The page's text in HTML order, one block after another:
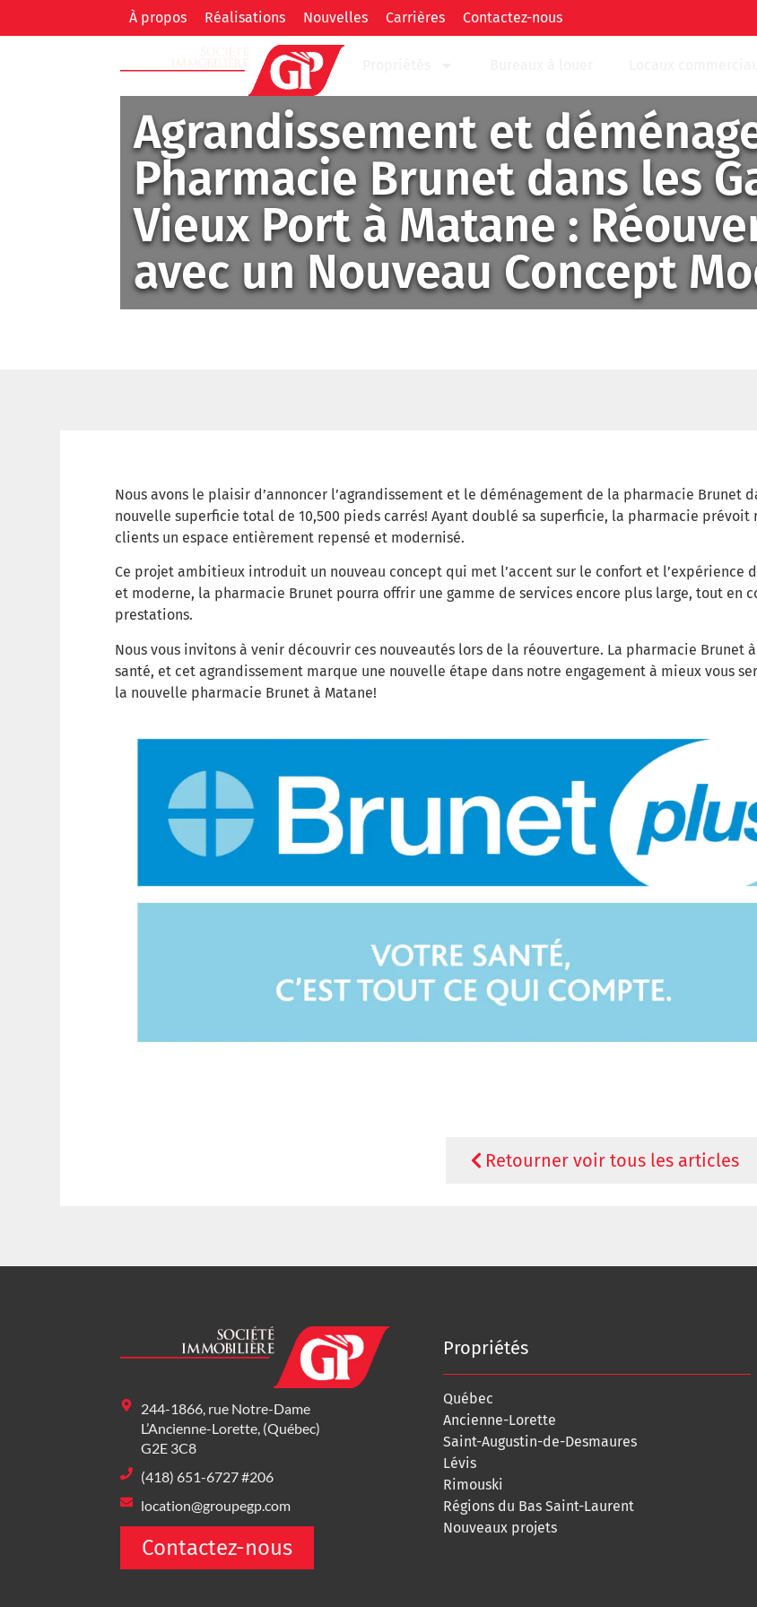
À propos Réalisations Nouvelles Carrières Contactez-nous
Agrandissement et
Pharmacie Brunet dans les
Vieux Port à Matane :
avec un Nouveau Concept
Nous avons le plaisir d’annoncer l’agrandissement et le déménagement de la pharmacie Brunet
nouvelle superficie total de 10,500 pieds carrés! Ayant doublé sa superficie, la pharmacie prévoit
clients un espace entièrement repensé et modernisé.
Ce projet ambitieux introduit un nouveau concept qui met l’accent sur le confort et l’expérience
et moderne, la pharmacie Brunet pourra offrir une gamme de services encore plus large, tout en
prestations.
Nous vous invitons à venir découvrir ces nouveautés lors de la réouverture. La pharmacie
santé, et cet agrandissement marque une nouvelle étape dans notre engagement à mieux vous
la nouvelle pharmacie Brunet à Matane!
Retourner voir tous les articles
244-1866, rue Notre-Dame
L’Ancienne-Lorette, (Québec)
G2E 3C8
(418) 651-6727 #206
location@groupegp.com
Contactez-nous
Propriétés
Québec
Ancienne-Lorette
Saint-Augustin-de-Desmaures
Lévis
Rimouski
Régions du Bas Saint-Laurent
Nouveaux projets